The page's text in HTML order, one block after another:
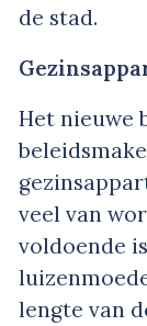
de stad.
Het nieuwe
veel van
voldoende
lengte van